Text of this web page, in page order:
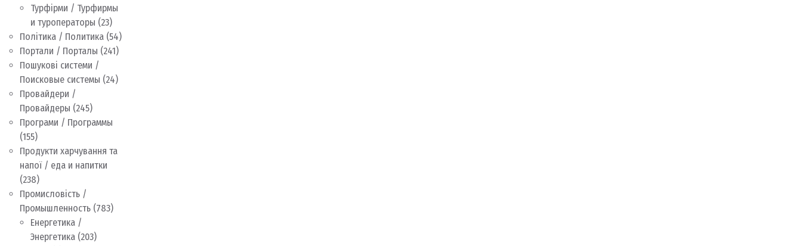
Турфірми / Турфирмы
и туроператоры (23)
Політика / Политика (54)
Портали / Порталы (241)
Пошукові системи /
Поисковые системы (24)
Провайдери /
Провайдеры (245)
Програми / Программы
(155)
Продукти харчування та
напої / еда и напитки
(238)
Промисловість /
Промышленность (783)
Енергетика /
Энергетика (203)